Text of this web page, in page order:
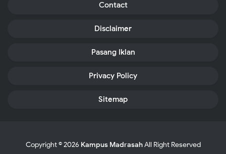
Contact
Disclaimer
Pasang Iklan
Privacy Policy
Sitemap
Copyright ©2026 Kampus MadrasahAll Right Reserved